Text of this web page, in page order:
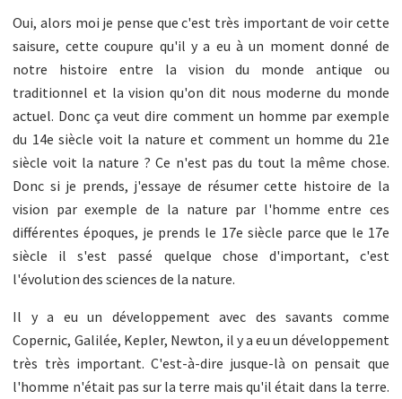
Oui, alors moi je pense que c'est très important de voir cette
saisure, cette coupure qu'il y a eu à un moment donné de
notre histoire entre la vision du monde antique ou
traditionnel et la vision qu'on dit nous moderne du monde
actuel. Donc ça veut dire comment un homme par exemple
du 14e siècle voit la nature et comment un homme du 21e
siècle voit la nature ? Ce n'est pas du tout la même chose.
Donc si je prends, j'essaye de résumer cette histoire de la
vision par exemple de la nature par l'homme entre ces
différentes époques, je prends le 17e siècle parce que le 17e
siècle il s'est passé quelque chose d'important, c'est
l'évolution des sciences de la nature.
Il y a eu un développement avec des savants comme
Copernic, Galilée, Kepler, Newton, il y a eu un développement
très très important. C'est-à-dire jusque-là on pensait que
l'homme n'était pas sur la terre mais qu'il était dans la terre.